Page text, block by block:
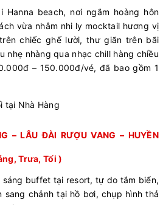
Hanna beach, nơi ngắm hoàng hôn
vừa nhâm nhi ly mocktail hương vị
chiếc ghế lười, thư giãn trên bãi
nhẹ nhàng qua nhạc chill hàng chiều
– 150.000đ/vé, đã bao gồm 1
tại Nhà Hàng
– LÂU ĐÀI RƯỢU VANG – HUYỀN
Trưa, Tối )
sáng buffet tại resort, tự do tắm biển,
sang chảnh tại hồ bơi, chụp hình thả